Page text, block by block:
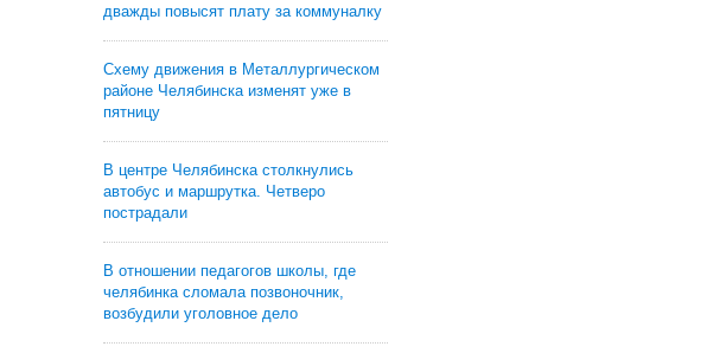
дважды повысят плату за коммуналку
Схему движения в Металлургическом
районе Челябинска изменят уже в
пятницу
В центре Челябинска столкнулись
автобус и маршрутка. Четверо
пострадали
В отношении педагогов школы, где
челябинка сломала позвоночник,
возбудили уголовное дело